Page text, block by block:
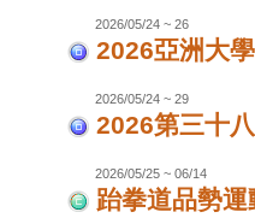
2026/05/24 ~ 26
2026亞洲大
2026/05/24 ~ 29
2026第三十
2026/05/25 ~ 06/14
跆拳道品勢